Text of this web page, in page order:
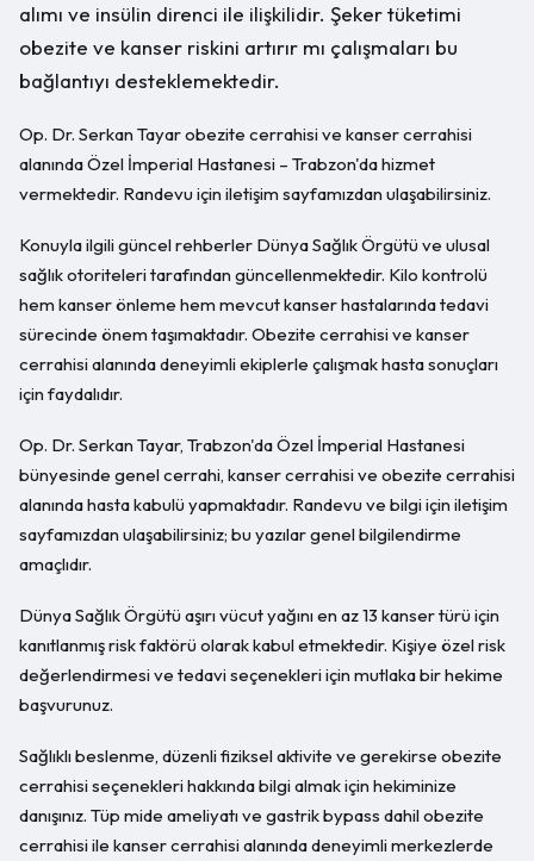
alımı ve insülin direnci ile ilişkilidir. Şeker tüketimi
obezite ve kanser riskini artırır mı çalışmaları bu
bağlantıyı desteklemektedir.
Op. Dr. Serkan Tayar obezite cerrahisi ve kanser cerrahisi
alanında Özel İmperial Hastanesi – Trabzon'da hizmet
vermektedir. Randevu için iletişim sayfamızdan ulaşabilirsiniz.
Konuyla ilgili güncel rehberler Dünya Sağlık Örgütü ve ulusal
sağlık otoriteleri tarafından güncellenmektedir. Kilo kontrolü
hem kanser önleme hem mevcut kanser hastalarında tedavi
sürecinde önem taşımaktadır. Obezite cerrahisi ve kanser
cerrahisi alanında deneyimli ekiplerle çalışmak hasta sonuçları
için faydalıdır.
Op. Dr. Serkan Tayar, Trabzon'da Özel İmperial Hastanesi
bünyesinde genel cerrahi, kanser cerrahisi ve obezite cerrahisi
alanında hasta kabulü yapmaktadır. Randevu ve bilgi için iletişim
sayfamızdan ulaşabilirsiniz; bu yazılar genel bilgilendirme
amaçlıdır.
Dünya Sağlık Örgütü aşırı vücut yağını en az 13 kanser türü için
kanıtlanmış risk faktörü olarak kabul etmektedir. Kişiye özel risk
değerlendirmesi ve tedavi seçenekleri için mutlaka bir hekime
başvurunuz.
Sağlıklı beslenme, düzenli fiziksel aktivite ve gerekirse obezite
cerrahisi seçenekleri hakkında bilgi almak için hekiminize
danışınız. Tüp mide ameliyatı ve gastrik bypass dahil obezite
cerrahisi ile kanser cerrahisi alanında deneyimli merkezlerde